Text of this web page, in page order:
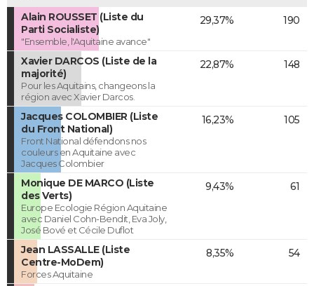
Alain ROUSSET (Liste du
Parti Socialiste)
"Ensemble, l'Aquitaine avance"
29,37% 190
Xavier DARCOS (Liste de la
majorité)
Pour les Aquitains, changeons la
région avec Xavier Darcos.
22,87% 148
Jacques COLOMBIER (Liste
du Front National)
Front National défendons nos
couleurs en Aquitaine avec
Jacques Colombier
16,23% 105
Monique DE MARCO (Liste
des Verts)
Europe Ecologie Région Aquitaine
avec Daniel Cohn-Bendit, Eva Joly,
José Bové et Cécile Duflot
9,43% 61
Jean LASSALLE (Liste
Centre-MoDem)
Forces Aquitaine
8,35% 54